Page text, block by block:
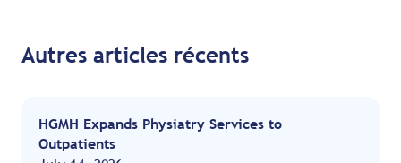
Autres articles récents
HGMH Expands Physiatry Services to
Outpatients